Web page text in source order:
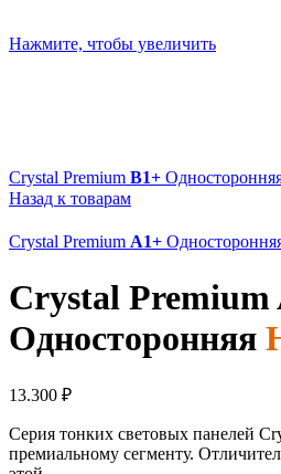
Нажмите, чтобы увеличить
Crystal Premium B1+
Назад к товарам
Crystal Premium A1+
Crystal Premium
Односторонняя
13.300 ₽
Серия тонких световых панелей
премиальному сегменту.